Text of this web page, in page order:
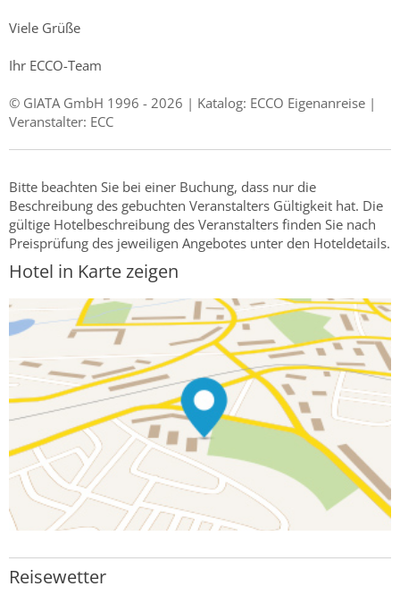
Viele Grüße
Ihr ECCO-Team
© GIATA GmbH 1996 - 2026 | Katalog: ECCO Eigenanreise |
Veranstalter: ECC
Bitte beachten Sie bei einer Buchung, dass nur die
Beschreibung des gebuchten Veranstalters Gültigkeit hat. Die
gültige Hotelbeschreibung des Veranstalters finden Sie nach
Preisprüfung des jeweiligen Angebotes unter den Hoteldetails.
Hotel in Karte zeigen
Reisewetter